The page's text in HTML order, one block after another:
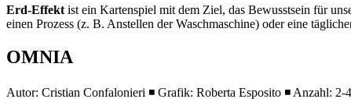
Erd-Effekt ist ein Kartenspiel mit dem Ziel, das Bewusstsein für
einen Prozess (z. B. Anstellen der Waschmaschine) oder eine
OMNIA
Autor: Cristian Confalonieri ◾ Grafik: Roberta Esposito ◾ Anzahl: 2-